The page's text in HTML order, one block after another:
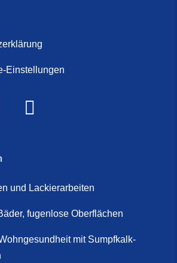
Einstellungen
und Lackierarbeiten
fugenlose Oberflächen
mit Sumpfkalk-